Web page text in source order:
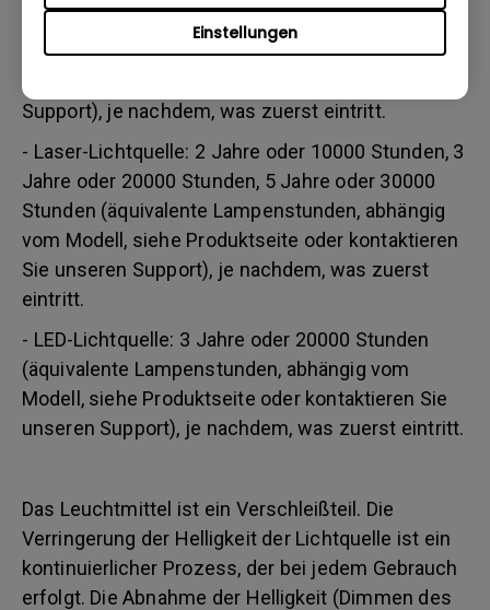
Einstellungen
Stunden/ 3 Jahre bzw. 3000 Stunden (äquivalente
Lampenstunden, abhängig vom Modell, siehe
Support), je nachdem, was zuerst eintritt.
- Laser-Lichtquelle: 2 Jahre oder 10000 Stunden, 3
Jahre oder 20000 Stunden, 5 Jahre oder 30000
Stunden (äquivalente Lampenstunden, abhängig
vom Modell, siehe Produktseite oder kontaktieren
Sie unseren Support), je nachdem, was zuerst
eintritt.
- LED-Lichtquelle: 3 Jahre oder 20000 Stunden
(äquivalente Lampenstunden, abhängig vom
Modell, siehe Produktseite oder kontaktieren Sie
unseren Support), je nachdem, was zuerst eintritt.
Das Leuchtmittel ist ein Verschleißteil. Die
Verringerung der Helligkeit der Lichtquelle ist ein
kontinuierlicher Prozess, der bei jedem Gebrauch
erfolgt. Die Abnahme der Helligkeit (Dimmen des